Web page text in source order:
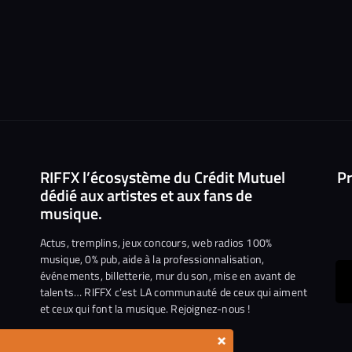
RIFFX l’écosystème du Crédit Mutuel
dédié aux artistes et aux fans de
musique.
Actus, tremplins, jeux concours, web radios 100%
musique, 0% pub, aide à la professionnalisation,
événements, billetterie, mur du son, mise en avant de
talents… RIFFX c’est LA communauté de ceux qui aiment
et ceux qui font la musique. Rejoignez-nous !
×